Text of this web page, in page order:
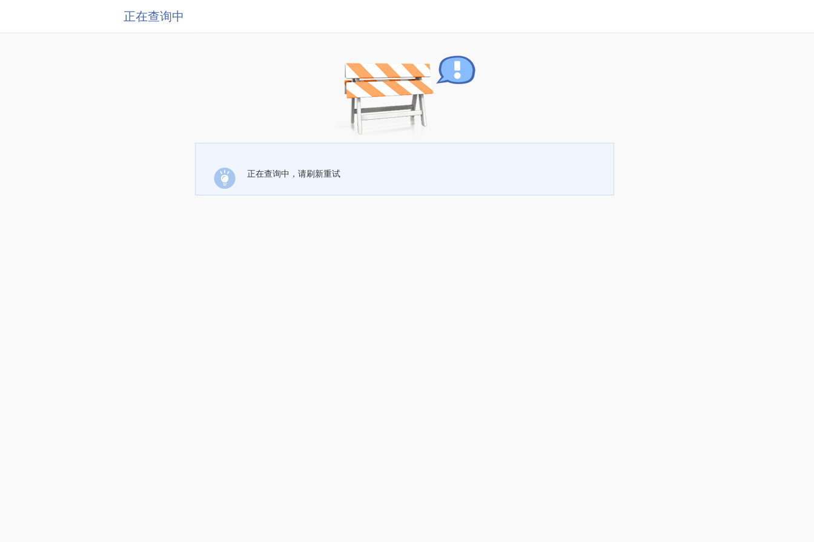
正在查询中
正在查询中，请刷新重试